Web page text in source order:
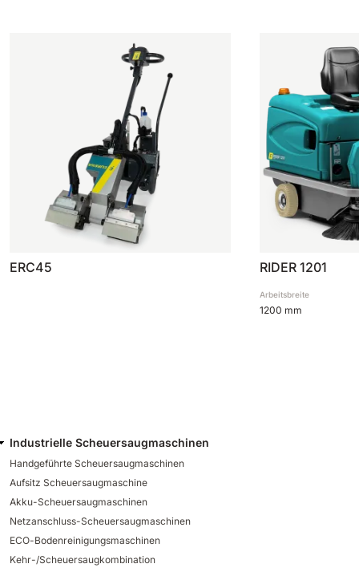
ERC45 RIDER 1201
Arbeitsbreite
1200 mm
Industrielle Scheuersaugmaschinen
Handgeführte Scheuersaugmaschinen
Aufsitz Scheuersaugmaschine
Akku-Scheuersaugmaschinen
Netzanschluss-Scheuersaugmaschinen
ECO-Bodenreinigungsmaschinen
Kehr-/Scheuersaugkombination